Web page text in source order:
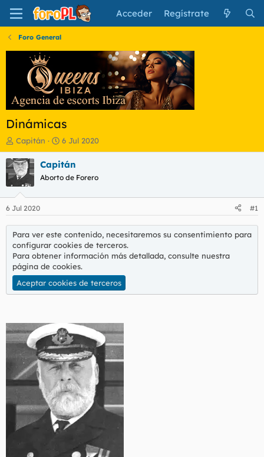
Acceder Regístrate
Foro General
Dinámicas
I
n
i
c
i
a
d
o
r
d
e
l
t
e
m
Capitán
F
e
c
a
i
n
c
o
6 Jul 2020
Capitán
Aborto de Forero
6 Jul 2020 #1
Para ver este contenido, necesitaremos su consentimiento para
configurar cookies de terceros.
Para obtener información más detallada, consulte nuestra
página de cookies.
Aceptar cookies de terceros